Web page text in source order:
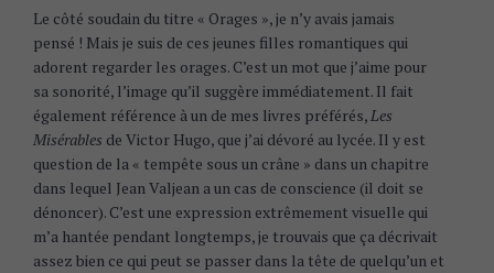
Le côté soudain du titre « Orages », je n’y avais jamais
pensé ! Mais je suis de ces jeunes filles romantiques qui
adorent regarder les orages. C’est un mot que j’aime pour
sa sonorité, l’image qu’il suggère immédiatement. Il fait
également référence à un de mes livres préférés,Les
Misérables de Victor Hugo, que j’ai dévoré au lycée. Il y est
question de la « tempête sous un crâne » dans un chapitre
dans lequel Jean Valjean a un cas de conscience (il doit se
dénoncer). C’est une expression extrêmement visuelle qui
m’a hantée pendant longtemps, je trouvais que ça décrivait
assez bien ce qui peut se passer dans la tête de quelqu’un et